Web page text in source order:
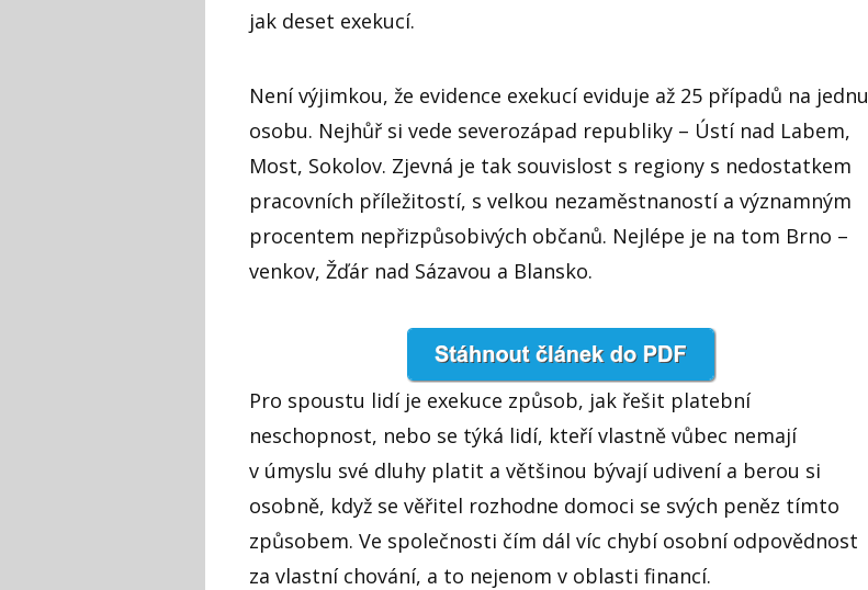
jak deset exekucí.
Není výjimkou, že evidence exekucí eviduje až 25 případů na jednu
osobu. Nejhůř si vede severozápad republiky – Ústí nad Labem,
Most, Sokolov. Zjevná je tak souvislost s regiony s nedostatkem
pracovních příležitostí, s velkou nezaměstnaností a významným
procentem nepřizpůsobivých občanů. Nejlépe je na tom Brno –
venkov, Žďár nad Sázavou a Blansko.
Pro spoustu lidí je exekuce způsob, jak řešit platební
neschopnost, nebo se týká lidí, kteří vlastně vůbec nemají
v úmyslu své dluhy platit a většinou bývají udivení a berou si
osobně, když se věřitel rozhodne domoci se svých peněz tímto
způsobem. Ve společnosti čím dál víc chybí osobní odpovědnost
za vlastní chování, a to nejenom v oblasti financí.